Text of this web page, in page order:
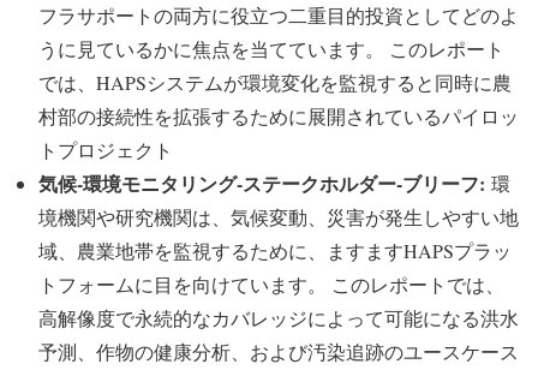
フラサポートの両方に役立つ二重目的投資としてどのよ
うに見ているかに焦点を当てています。 このレポート
では、HAPSシステムが環境変化を監視すると同時に農
村部の接続性を拡張するために展開されているパイロッ
トプロジェクト
気候-環境モニタリング-ステークホルダー-ブリーフ: 環
境機関や研究機関は、気候変動、災害が発生しやすい地
域、農業地帯を監視するために、ますますHAPSプラッ
トフォームに目を向けています。 このレポートでは、
高解像度で永続的なカバレッジによって可能になる洪水
予測、作物の健康分析、および汚染追跡のユースケース